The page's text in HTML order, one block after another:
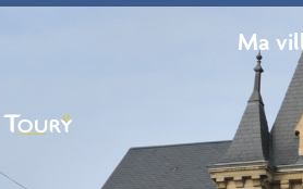
Ma